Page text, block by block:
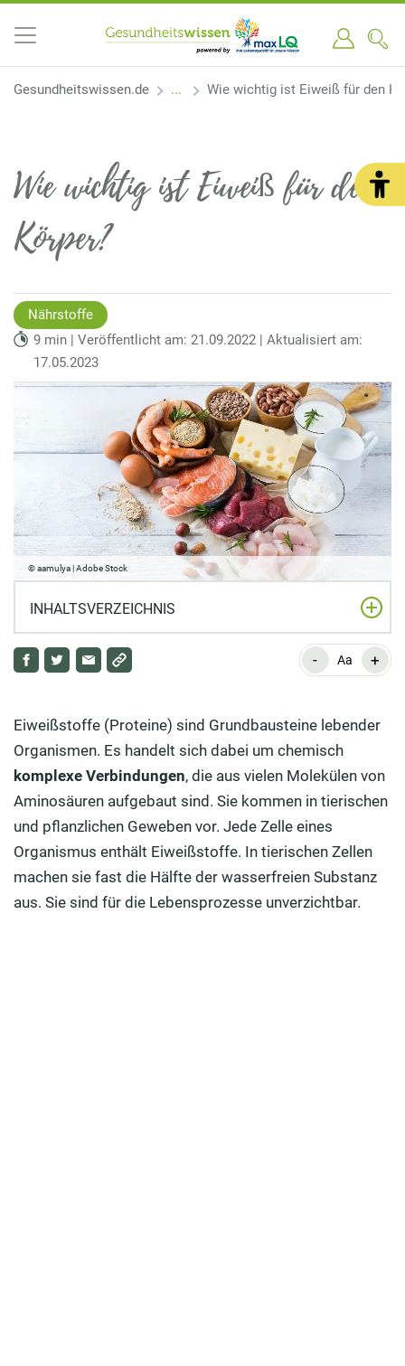
Gesundheitswissen.de Wie wichtig ist Eiweiß für den
Wie wichtig ist Eiweiß für den
Körper?
Nährstoffe
9 min | Veröffentlicht am: 21.09.2022 | Aktualisiert am:
17.05.2023
© aamulya | Adobe Stock
INHALTSVERZEICHNIS
Aminosäuren bilden Eiweiße
Welche Strukturen haben Eiweiße?
Was sind gute Eiweißquellen?
Wie viel Eiweiß braucht man pro Tag?
Welche Eiweißmenge ist für Senioren geeignet?
Wie erkennt man einen Mangel an Eiweiß?
- Aa +
Eiweißstoffe (Proteine) sind Grundbausteine lebender
Organismen. Es handelt sich dabei um chemisch
komplexe Verbindungen, die aus vielen Molekülen von
Aminosäuren aufgebaut sind. Sie kommen in tierischen
und pflanzlichen Geweben vor. Jede Zelle eines
Organismus enthält Eiweißstoffe. In tierischen Zellen
machen sie fast die Hälfte der wasserfreien Substanz
aus. Sie sind für die Lebensprozesse unverzichtbar.